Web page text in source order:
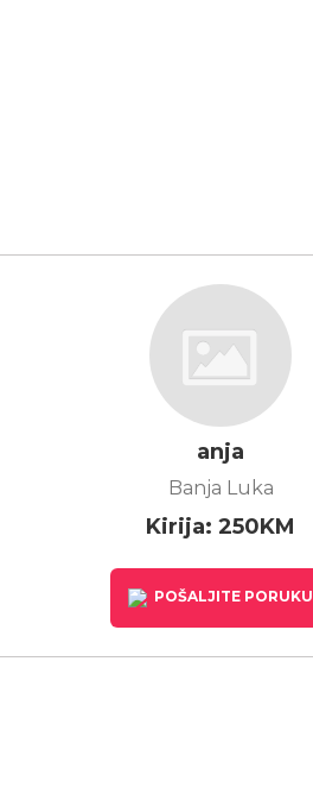
anja
Banja Luka
Kirija: 250KM
POŠALJITE PORUKU